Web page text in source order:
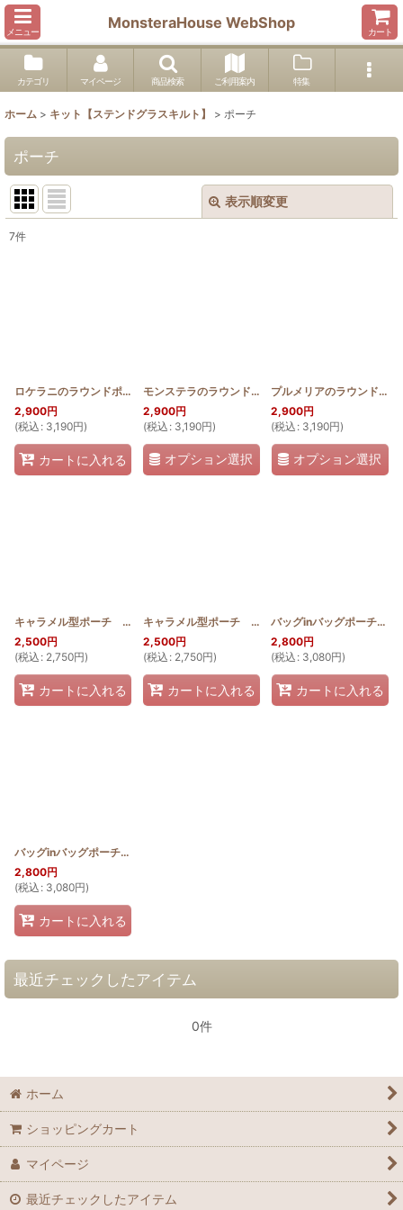
メニュー
MonsteraHouse WebShop
カート
カテゴリ マイページ 商品検索 ご利用案内 特集
ホーム > キット【ステンドグラスキルト】 > ポーチ
ポーチ
表示順変更
7件
ロケラニのラウンドポーチ横長 [HQP_RW_S_LO]
2,900円
(税込 : 3,190円)
カートに入れる
モンステラのラウンドポーチ横長 [HQP_RW_S_MON
2,900円
(税込 : 3,190円)
オプション選択
プルメリアのラウンドポーチ横長
2,900円
(税込 : 3,190円)
オプション選択
キャラメル型ポーチ 薄型 ホヌ(ステンドグラスキルト) [SGQK_USU_HONU
2,500円
(税込 : 2,750円)
カートに入れる
キャラメル型ポーチ 薄型 ロケラニ(ステンドグラスキルト)
2,500円
(税込 : 2,750円)
カートに入れる
バッグinバッグポーチ ロケラニ(ステンドグラスキルト)
2,800円
(税込 : 3,080円)
カートに入れる
バッグinバッグポーチ 桜(ステンドグラスキルト)
2,800円
(税込 : 3,080円)
カートに入れる
最近チェックしたアイテム
0件
ホーム
ショッピングカート
マイページ
最近チェックしたアイテム